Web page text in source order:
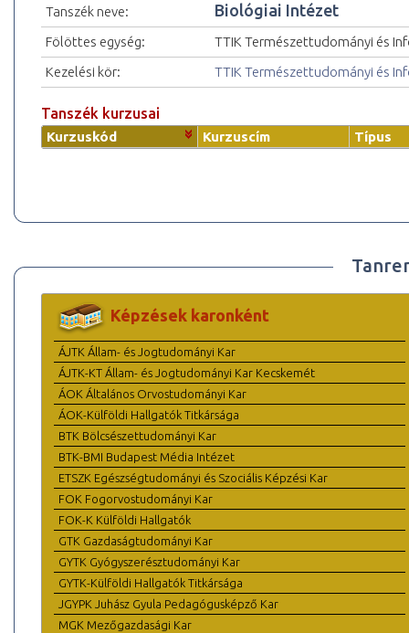
Tanszék neve: Biológiai Intézet
Fölöttes egység:
TTIK Természettudományi és
Kezelési kör:
TTIK Természettudományi és
Tanszék kurzusai
Kurzuskód Kurzuscím Típus
Képzések karonként
ÁJTK Állam- és Jogtudományi Kar
ÁJTK-KT Állam- és Jogtudományi Kar Kecskemét
ÁOK Általános Orvostudományi Kar
ÁOK-Külföldi Hallgatók Titkársága
BTK Bölcsészettudományi Kar
BTK-BMI Budapest Média Intézet
ETSZK Egészségtudományi és Szociális Képzési Kar
FOK Fogorvostudományi Kar
FOK-K Külföldi Hallgatók
GTK Gazdaságtudományi Kar
GYTK Gyógyszerésztudományi Kar
GYTK-Külföldi Hallgatók Titkársága
JGYPK Juhász Gyula Pedagógusképző Kar
MGK Mezőgazdasági Kar